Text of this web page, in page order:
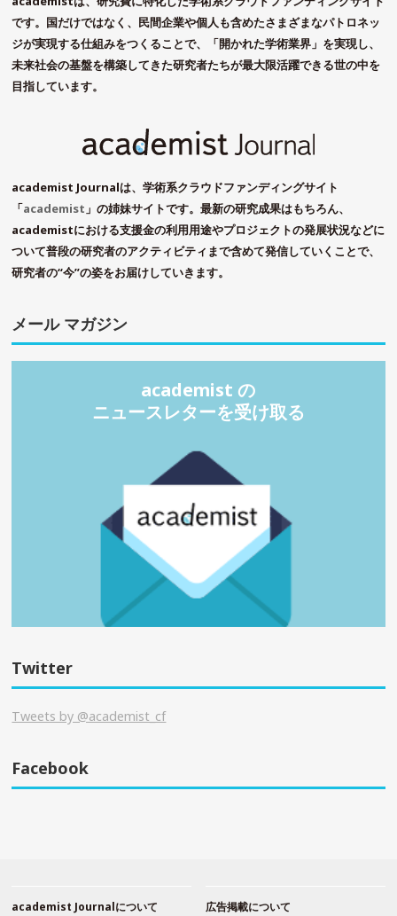
です。国だけではなく、民間企業や個人も含めたさまざまなパトロネッ
ジが実現する仕組みをつくることで、「開かれた学術業界」を実現し、
未来社会の基盤を構築してきた研究者たちが最大限活躍できる世の中を
目指しています。
academist Journalは、学術系クラウドファンディングサイト
「academist 」の姉妹サイトです。最新の研究成果はもちろん、
academistにおける支援金の利用用途やプロジェクトの発展状況などに
ついて普段の研究者のアクティビティまで含めて発信していくことで、
研究者の“今”の姿をお届けしていきます。
メール マガジン
academist の
ニュースレターを受け取る
Twitter
Tweets by @academist_cf
Facebook
academist Journalについて 広告掲載について